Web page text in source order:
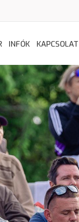
INFÓK KAPCSOLAT